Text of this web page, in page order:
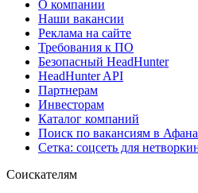
О компании
Наши вакансии
Реклама на сайте
Требования к ПО
Безопасный HeadHunter
HeadHunter API
Партнерам
Инвесторам
Каталог компаний
Поиск по вакансиям в
Сетка: соцсеть для
Соискателям